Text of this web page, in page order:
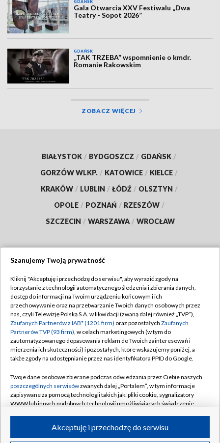
GDAŃSK
Gala Otwarcia XXV Festiwalu „Dwa
Teatry - Sopot 2026”
GDAŃSK
„TAK TRZEBA” wspomnienie o kmdr.
Romanie Rakowskim
ZOBACZ WIĘCEJ
BIAŁYSTOK / BYDGOSZCZ / GDAŃSK /
GORZÓW WLKP. / KATOWICE / KIELCE /
KRAKÓW / LUBLIN / ŁÓDŹ / OLSZTYN /
OPOLE / POZNAŃ / RZESZÓW /
SZCZECIN / WARSZAWA / WROCŁAW
TVP
Abonament TVP
Emisja w TVP
Centrum informacji TVP
Naziemna Telewizja Cyfrowa
Rada Programowa
System NOS
Informacje o nadawcy
Program dla prasy
Regulamin TVP
Polityka prywatności
Moje zgody
Pomoc
Kontakt
Kanały
Szanujemy Twoją prywatność
Kliknij "Akceptuję i przechodzę do serwisu", aby wyrazić zgody na
korzystanie z technologii automatycznego śledzenia i zbierania danych,
dostęp do informacji na Twoim urządzeniu końcowym i ich
przechowywanie oraz na przetwarzanie Twoich danych osobowych przez
nas, czyli Telewizję Polską S.A. w likwidacji (zwaną dalej również „TVP”),
Zaufanych Partnerów z IAB* (1201 firm) oraz pozostałych Zaufanych
Partnerów TVP (93 firm), w celach marketingowych (w tym do
zautomatyzowanego dopasowania reklam do Twoich zainteresowań i
mierzenia ich skuteczności) i pozostałych, które wskazujemy poniżej, a
także zgody na udostępnianie przez nas identyfikatora PPID do Google.
Twoje dane osobowe zbierane podczas odwiedzania przez Ciebie naszych
poszczególnych serwisówzwanych dalej „Portalem”, w tym informacje
zapisywane za pomocą technologii takich jak: pliki cookie, sygnalizatory
WWW lub innych podobnych technologii umożliwiających świadczenie
ruchu w Internecie.Akceptuję i przechodzę do serwisu